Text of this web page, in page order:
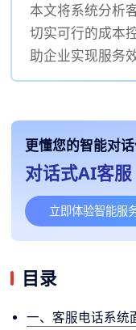
本文将系统分析
切实可行的成本
助企业实现服务
更懂您的智能对
对话式AI客服
立即体验智能服
目录
一、客服电话系统